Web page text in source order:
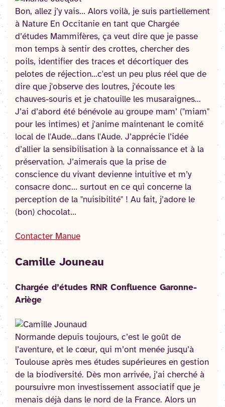
Bon, allez j’y vais… Alors voilà, je suis partiellement
à Nature En Occitanie en tant que Chargée
d’études Mammifères, ça veut dire que je passe
mon temps à sentir des crottes, chercher des
poils, identifier des traces et décortiquer des
pelotes de réjection...c'est un peu plus réel que de
dire que j'observe des loutres, j'écoute les
chauves-souris et je chatouille les musaraignes...
J’ai d’abord été bénévole au groupe mam’ ("miam"
pour les intimes) et j'anime maintenant le comité
local de l'Aude...dans l'Aude. J’apprécie l’idée
d’allier la sensibilisation à la connaissance et à la
préservation. J’aimerais que la prise de
conscience du vivant devienne intuitive et m’y
consacre donc… surtout en ce qui concerne la
perception de la "nuisibilité" ! Au fait, j’adore le
(bon) chocolat…
Contacter Manue
Camille Jouneau
Chargée d’études RNR Confluence Garonne-
Ariège
Normande depuis toujours, c’est le goût de
l’aventure, et le cœur, qui m’ont menée jusqu’à
Toulouse après mes études supérieures en gestion
de la biodiversité. Dès mon arrivée, j’ai cherché à
poursuivre mon investissement associatif que je
menais déjà dans le nord de la France. Alors un